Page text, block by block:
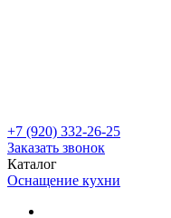
+7 (920) 332-26-25
Заказать звонок
Каталог
Оснащение кухни